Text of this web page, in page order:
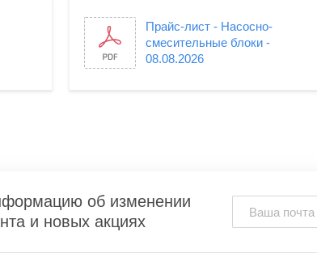
Прайс-лист - Насосно-
смесительные блоки -
08.08.2026
об изменении
и новых акциях